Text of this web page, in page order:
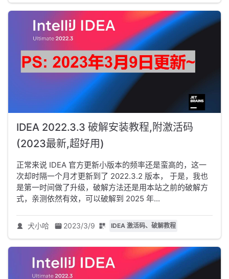
IDEA 2022.3.3 破解安装教程,附激活码
(2023最新,超好用)
正常来说 IDEA 官方更新小版本的频率还是蛮高的，这一
次却时隔一个月才更新到了 2022.3.2 版本， 于是，我也
是第一时间做了升级，破解方法还是用本站之前的破解方
式，亲测依然有效，可以破解到 2025 年...
犬小哈 2023/3/9 IDEA 激活码、破解教程